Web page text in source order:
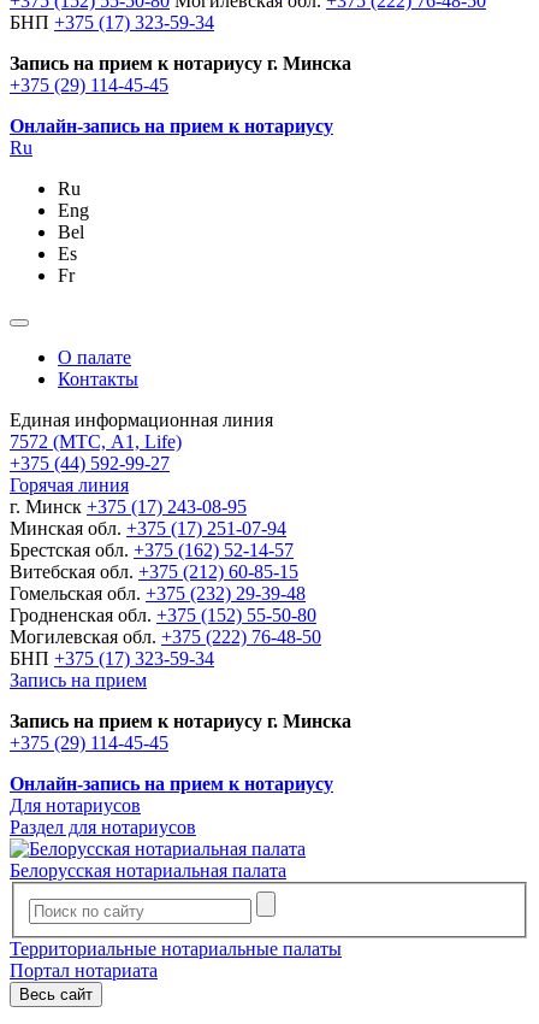
БНП +375 (17) 323-59-34
Запись на прием к нотариусу г. Минска
+375 (29) 114-45-45
Онлайн-запись на прием к нотариусу
Ru
Ru
Eng
Bel
Es
Fr
О палате
Контакты
Единая информационная линия
7572 (МТС, A1, Life)
+375 (44) 592-99-27
Горячая линия
г. Минск +375 (17) 243-08-95
Минская обл. +375 (17) 251-07-94
Брестская обл. +375 (162) 52-14-57
Витебская обл. +375 (212) 60-85-15
Гомельская обл. +375 (232) 29-39-48
Гродненская обл. +375 (152) 55-50-80
Могилевская обл. +375 (222) 76-48-50
БНП +375 (17) 323-59-34
Запись на прием
Запись на прием к нотариусу г. Минска
+375 (29) 114-45-45
Онлайн-запись на прием к нотариусу
Для нотариусов
Раздел для нотариусов
Белорусская нотариальная палата
Территориальные нотариальные палаты
Портал нотариата
Весь сайт